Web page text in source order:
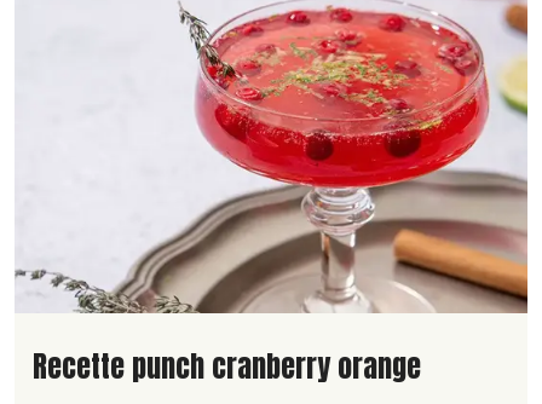
Lire la suite de la recette
Recette punch cranberry orange